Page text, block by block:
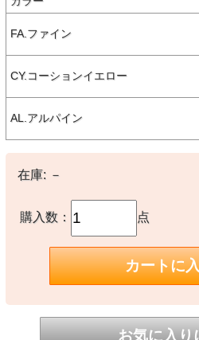
FA.ファイン
CY.コーションイエロー
AL.アルパイン
在庫: －
購入数： 点